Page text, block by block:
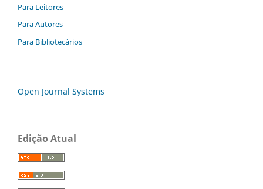
Para Leitores
Para Autores
Para Bibliotecários
Open Journal Systems
Edição Atual